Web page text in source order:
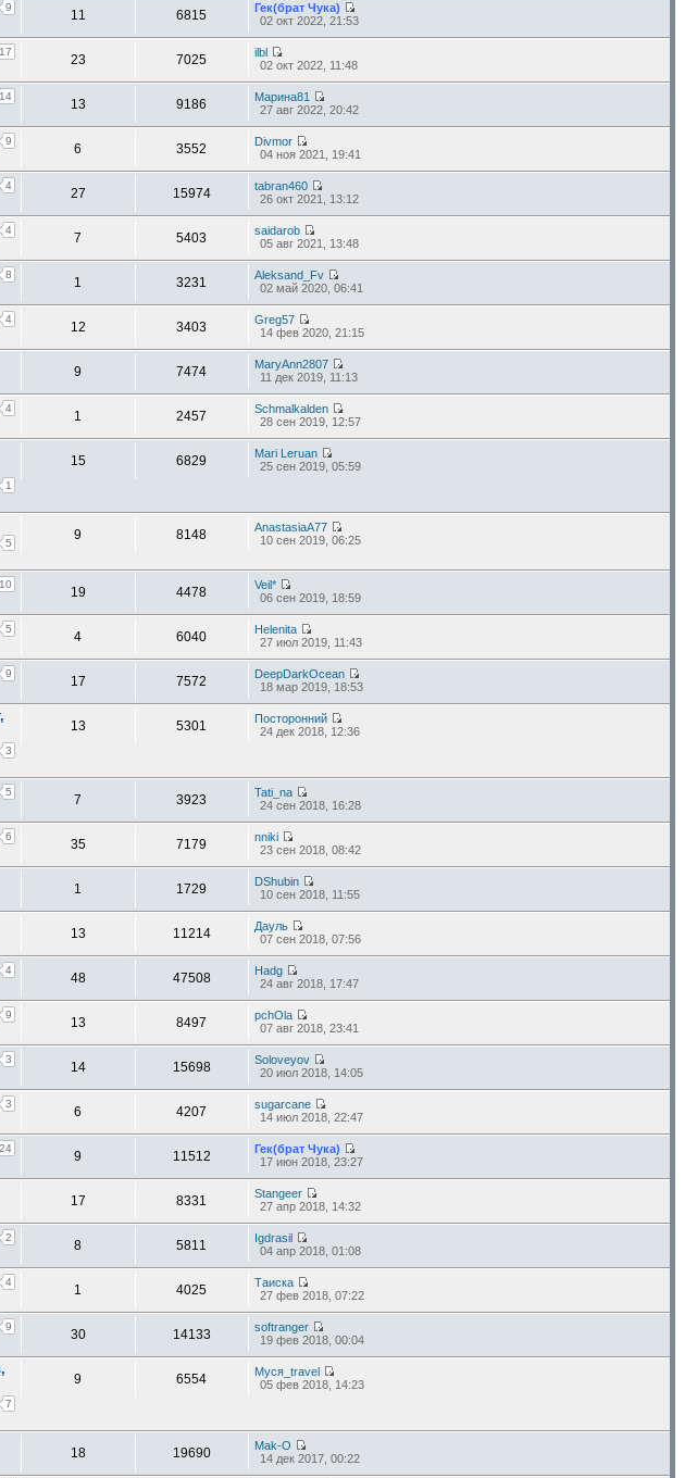
9
11 6815
Гек(брат Чука)
02 окт 2022, 21:53
17
23 7025
ilbl
02 окт 2022, 11:48
14
13 9186
Марина81
27 авг 2022, 20:42
9
6 3552
Divmor
04 ноя 2021, 19:41
4
27 15974
tabran460
26 окт 2021, 13:12
4
7 5403
saidarob
05 авг 2021, 13:48
8
1 3231
Aleksand_Fv
02 май 2020, 06:41
4
12 3403
Greg57
14 фев 2020, 21:15
9 7474
MaryAnn2807
11 дек 2019, 11:13
4
1 2457
Schmalkalden
28 сен 2019, 12:57
1
15 6829
Mari Leruan
25 сен 2019, 05:59
5
9 8148
AnastasiaA77
10 сен 2019, 06:25
10
19 4478
Veil*
06 сен 2019, 18:59
5
4 6040
Helenita
27 июл 2019, 11:43
9
17 7572
DeepDarkOcean
18 мар 2019, 18:53
3
13 5301
Посторонний
24 дек 2018, 12:36
5
7 3923
Tati_na
24 сен 2018, 16:28
6
35 7179
nniki
23 сен 2018, 08:42
1 1729
DShubin
10 сен 2018, 11:55
13 11214
Дауль
07 сен 2018, 07:56
4
48 47508
Hadg
24 авг 2018, 17:47
9
13 8497
pchOla
07 авг 2018, 23:41
3
14 15698
Soloveyov
20 июл 2018, 14:05
3
6 4207
sugarcane
14 июл 2018, 22:47
24
9 11512
Гек(брат Чука)
17 июн 2018, 23:27
17 8331
Stangeer
27 апр 2018, 14:32
2
8 5811
Igdrasil
04 апр 2018, 01:08
4
1 4025
Таиска
27 фев 2018, 07:22
9
30 14133
softranger
19 фев 2018, 00:04
7
9 6554
Муся_travel
05 фев 2018, 14:23
18 19690
Mak-O
14 дек 2017, 00:22